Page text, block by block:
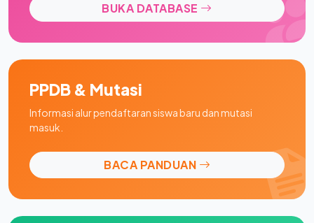
BUKA DATABASE
PPDB & Mutasi
Informasi alur pendaftaran siswa baru dan mutasi
masuk.
BACA PANDUAN